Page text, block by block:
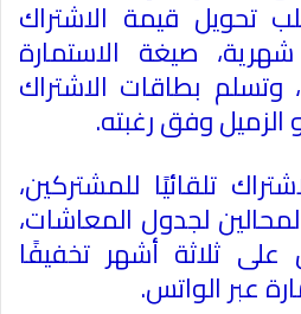
تحويل قيمة الاشتراك
صيغة الاستمارة
بطاقات الاشتراك
وفق رغبته.
تلقائيًا للمشتركين،
لجدول المعاشات،
ثلاثة أشهر تخفيفًا
عبر الواتس.